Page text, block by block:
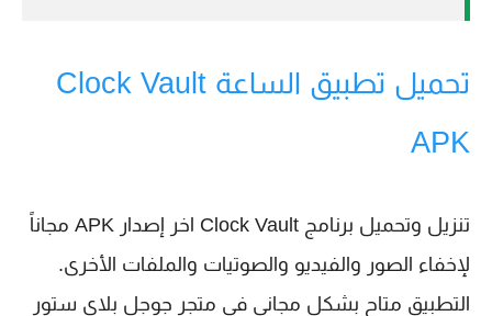
تحميل تطبيق الساعة Clock Vault
APK
تنزيل وتحميل برنامج Clock Vault اخر إصدار APK مجاناً
لإخفاء الصور والفيديو والصوتيات والملفات الأخرى.
التطبيق متاح بشكل مجاني في متجر جوجل بلاي ستور